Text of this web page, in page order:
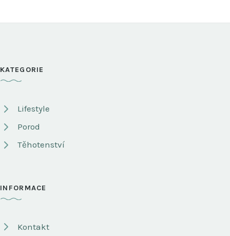
KATEGORIE
Lifestyle
Porod
Těhotenství
INFORMACE
Kontakt